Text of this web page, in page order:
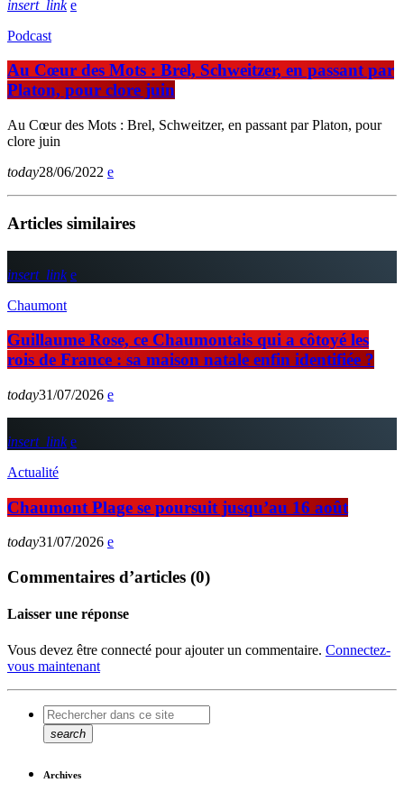
insert_link
Podcast
Au Cœur des Mots : Brel, Schweitzer, en passant par
Platon, pour clore juin
Au Cœur des Mots : Brel, Schweitzer, en passant par Platon, pour
clore juin
today28/06/2022
Articles similaires
insert_link
Chaumont
Guillaume Rose, ce Chaumontais qui a côtoyé les
rois de France : sa maison natale enfin identifiée ?
today31/07/2026
insert_link
Actualité
Chaumont Plage se poursuit jusqu’au 16 août
today31/07/2026
Commentaires d’articles (0)
Laisser une réponse
Vous devez être connecté pour ajouter un commentaire. Connectez-
vous maintenant
search
Archives